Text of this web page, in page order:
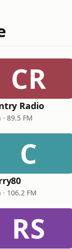
CR
Radio
· 89.5 FM
C
· 106.2 FM
RS